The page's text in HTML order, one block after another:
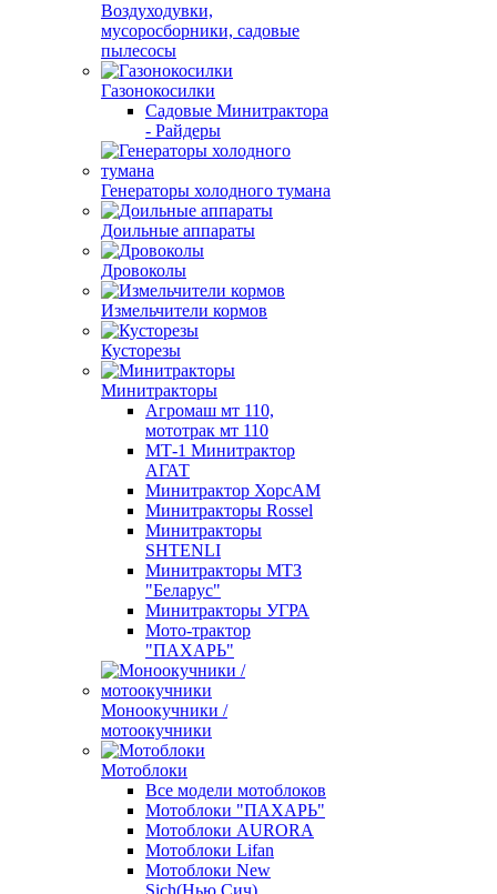
Воздуходувки,
мусоросборники, cадовые
пылесосы
Газонокосилки
Садовые Минитрактора
- Райдеры
Генераторы холодного тумана
Доильные аппараты
Дровоколы
Измельчители кормов
Кусторезы
Минитракторы
Агромаш мт 110,
мототрак мт 110
МТ-1 Минитрактор
АГАТ
Минитрактор ХорсАМ
Минитракторы Rossel
Минитракторы
SHTENLI
Минитракторы МТЗ
"Беларус"
Минитракторы УГРА
Мото-трактор
"ПАХАРЬ"
Моноокучники /
мотоокучники
Мотоблоки
Все модели мотоблоков
Мотоблоки "ПАХАРЬ"
Мотоблоки AURORA
Мотоблоки Lifan
Мотоблоки New
Sich(Нью Сич)